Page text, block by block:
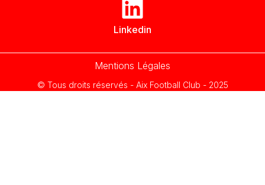
Linkedin
© Tous droits réservés - Aix Football Club - 2025
Mentions Légales